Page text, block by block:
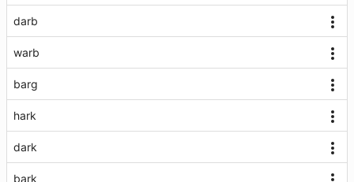
darb
warb
barg
hark
dark
bark